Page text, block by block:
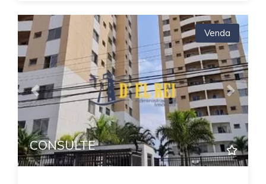
Previous Next
Venda
CONSULTE